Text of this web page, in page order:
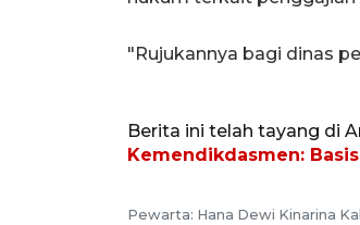
"Rujukannya bagi dinas
Berita ini telah tayang di
Kemendikdasmen:
Pewarta: Hana Dewi Kinarina